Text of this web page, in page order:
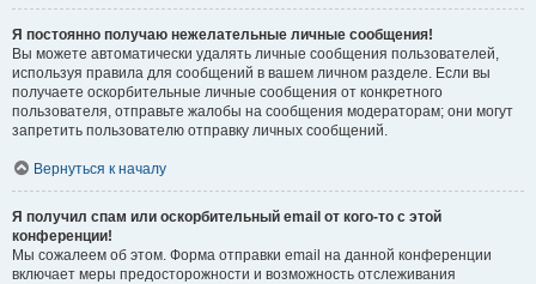
Я постоянно получаю нежелательные личные сообщения!
Вы можете автоматически удалять личные сообщения пользователей,
используя правила для сообщений в вашем личном разделе. Если вы
получаете оскорбительные личные сообщения от конкретного
пользователя, отправьте жалобы на сообщения модераторам; они могут
запретить пользователю отправку личных сообщений.
Вернуться к началу
Я получил спам или оскорбительный email от кого-то с этой
конференции!
Мы сожалеем об этом. Форма отправки email на данной конференции
включает меры предосторожности и возможность отслеживания